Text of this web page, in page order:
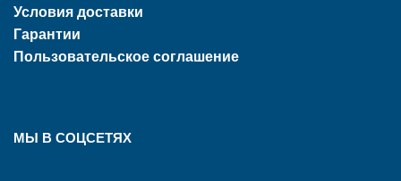
Условия доставки
Гарантии
Пользовательское соглашение
МЫ В СОЦСЕТЯХ